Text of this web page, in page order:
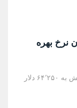
نرخ بهره
قیمت بیتکوین صبح چهارشنبه با ۱ درصد افزایش به ۶۴٬۲۵۰ دلار